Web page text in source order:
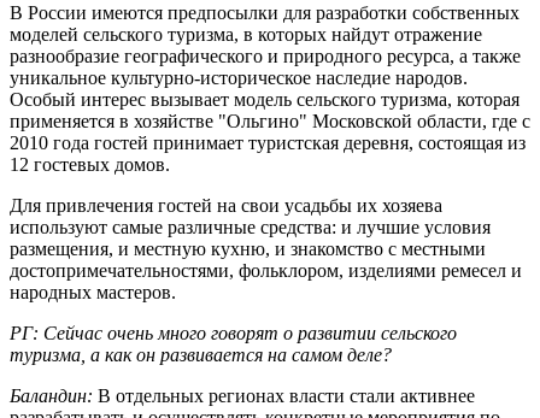
В России имеются предпосылки для разработки собственных
моделей сельского туризма, в которых найдут отражение
разнообразие географического и природного ресурса, а также
уникальное культурно-историческое наследие народов.
Особый интерес вызывает модель сельского туризма, которая
применяется в хозяйстве "Ольгино" Московской области, где с
2010 года гостей принимает туристская деревня, состоящая из
12 гостевых домов.
Для привлечения гостей на свои усадьбы их хозяева
используют самые различные средства: и лучшие условия
размещения, и местную кухню, и знакомство с местными
достопримечательностями, фольклором, изделиями ремесел и
народных мастеров.
РГ: Сейчас очень много говорят о развитии сельского
туризма, а как он развивается на самом деле?
Баландин: В отдельных регионах власти стали активнее